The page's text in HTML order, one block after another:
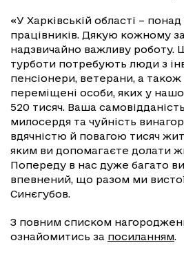
«У Харківській області –
працівників. Дякую кожному
надзвичайно важливу роботу.
турботи потребують люди з
пенсіонери, ветерани, а
переміщені особи, яких у
520 тисяч. Ваша
милосердя та чуйність
вдячністю й повагою тисяч
яким ви допомагаєте долати
Попереду в нас дуже багато
впевнений, що разом ми
Синєгубов.
З повним списком
ознайомитись за посиланням.